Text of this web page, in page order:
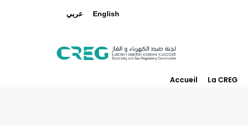
عربي English
Accueil La CREG